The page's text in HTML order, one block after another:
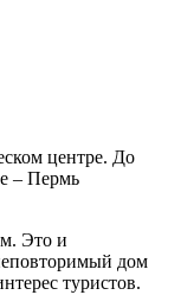
центре. До
– Пермь
Это и
дом
туристов.